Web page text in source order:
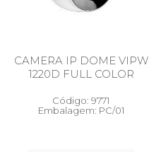
CAMERA IP DOME VIPW
1220D FULL COLOR
Código: 9771
Embalagem: PC/01